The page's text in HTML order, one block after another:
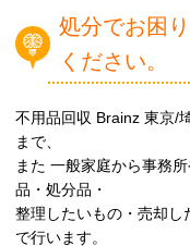
処分でお困
ください。
不用品回収 Brainz 東京/
まで、
また 一般家庭から事務
品・処分品・
整理したいもの・売却
で行います。